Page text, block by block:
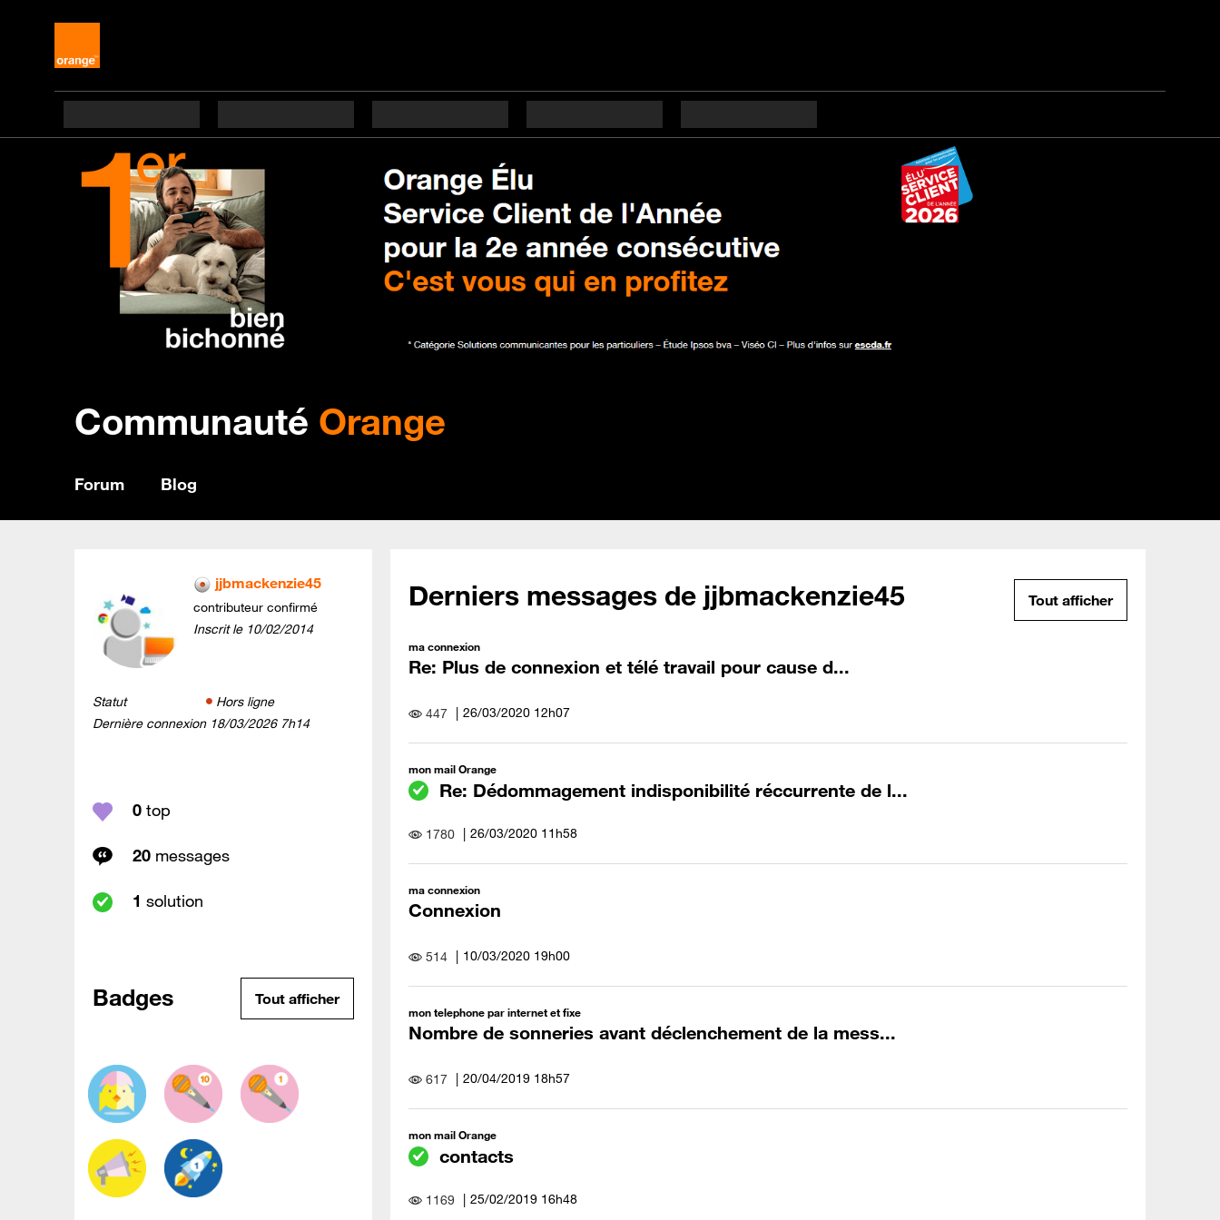
Communauté Orange
Forum Blog
jjbmackenzie45
contributeur confirmé
Inscrit le ‎10/02/2014
Statut
Hors ligne
Dernière connexion ‎18/03/2026 7h14
0 top
20 messages
1 solution
Badges Tout afficher
Derniers messages de jjbmackenzie45 Tout afficher
ma connexion
Re: Plus de connexion et télé travail pour cause d...
447 ‎26/03/2020 12h07
mon mail Orange
Re: Dédommagement indisponibilité réccurrente de l...
1780 ‎26/03/2020 11h58
ma connexion
Connexion
514 ‎10/03/2020 19h00
mon telephone par internet et fixe
Nombre de sonneries avant déclenchement de la mess...
617 ‎20/04/2019 18h57
mon mail Orange
contacts
1169 ‎25/02/2019 16h48